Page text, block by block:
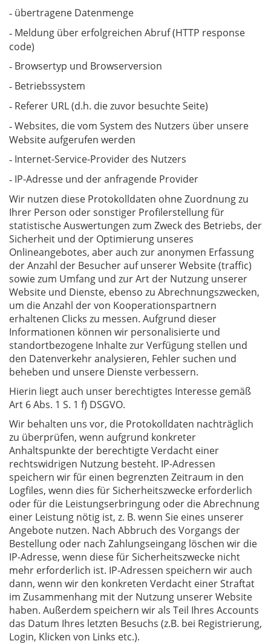
- übertragene Datenmenge
- Meldung über erfolgreichen Abruf (HTTP response
code)
- Browsertyp und Browserversion
- Betriebssystem
- Referer URL (d.h. die zuvor besuchte Seite)
- Websites, die vom System des Nutzers über unsere
Website aufgerufen werden
- Internet-Service-Provider des Nutzers
- IP-Adresse und der anfragende Provider
Wir nutzen diese Protokolldaten ohne Zuordnung zu
Ihrer Person oder sonstiger Profilerstellung für
statistische Auswertungen zum Zweck des Betriebs, der
Sicherheit und der Optimierung unseres
Onlineangebotes, aber auch zur anonymen Erfassung
der Anzahl der Besucher auf unserer Website (traffic)
sowie zum Umfang und zur Art der Nutzung unserer
Website und Dienste, ebenso zu Abrechnungszwecken,
um die Anzahl der von Kooperationspartnern
erhaltenen Clicks zu messen. Aufgrund dieser
Informationen können wir personalisierte und
standortbezogene Inhalte zur Verfügung stellen und
den Datenverkehr analysieren, Fehler suchen und
beheben und unsere Dienste verbessern.
Hierin liegt auch unser berechtigtes Interesse gemäß
Art 6 Abs. 1 S. 1 f) DSGVO.
Wir behalten uns vor, die Protokolldaten nachträglich
zu überprüfen, wenn aufgrund konkreter
Anhaltspunkte der berechtigte Verdacht einer
rechtswidrigen Nutzung besteht. IP-Adressen
speichern wir für einen begrenzten Zeitraum in den
Logfiles, wenn dies für Sicherheitszwecke erforderlich
oder für die Leistungserbringung oder die Abrechnung
einer Leistung nötig ist, z. B. wenn Sie eines unserer
Angebote nutzen. Nach Abbruch des Vorgangs der
Bestellung oder nach Zahlungseingang löschen wir die
IP-Adresse, wenn diese für Sicherheitszwecke nicht
mehr erforderlich ist. IP-Adressen speichern wir auch
dann, wenn wir den konkreten Verdacht einer Straftat
im Zusammenhang mit der Nutzung unserer Website
haben. Außerdem speichern wir als Teil Ihres Accounts
das Datum Ihres letzten Besuchs (z.B. bei Registrierung,
Login, Klicken von Links etc.).